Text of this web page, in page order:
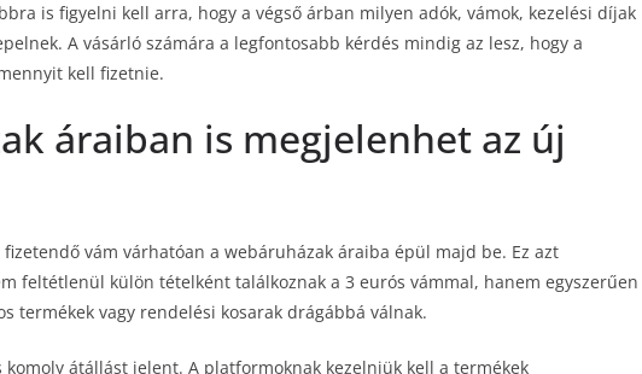
is figyelni kell arra, hogy a végső árban milyen adók, vámok, kezelési díjak
A vásárló számára a legfontosabb kérdés mindig az lesz, hogy a
kell fizetnie.
áraiban is megjelenhet az új
vám várhatóan a webáruházak áraiba épül majd be. Ez azt
feltétlenül külön tételként találkoznak a 3 eurós vámmal, hanem egyszerűen
termékek vagy rendelési kosarak drágábbá válnak.
komoly átállást jelent. A platformoknak kezelniük kell a termékek